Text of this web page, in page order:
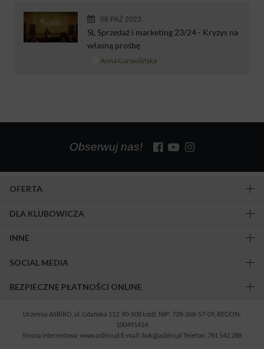
08 PAŹ 2023
SL Sprzedaż i marketing 23/24 - Kryzys na
własną prośbę
Anna Garwolińska
Obserwuj nas!
OFERTA
DLA KLUBOWICZA
INNE
SOCIAL MEDIA
BEZPIECZNE PŁATNOŚCI ONLINE
Uczelnia ASBiRO, ul. Gdańska 112, 90-508 Łódź, NIP: 728-268-57-09, REGON:
100491414
Strona internetowa: www.asbiro.pl E-mail: bok@asbiro.pl Telefon: 781 542 288